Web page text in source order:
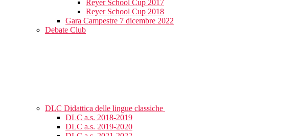
Reyer School Cup 2017
Reyer School Cup 2018
Gara Campestre 7 dicembre 2022
Debate Club
DLC Didattica delle lingue classiche
DLC a.s. 2018-2019
DLC a.s. 2019-2020